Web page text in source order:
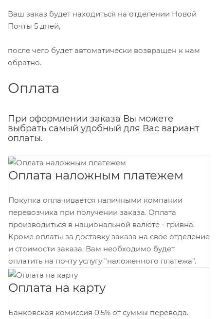
Ваш заказ будет находиться на отделении Новой
Почты 5 дней,
после чего будет автоматически возвращен к нам
обратно.
Оплата
При оформлении заказа Вы можете
выбрать самый удобный для Вас вариант
оплаты.
Оплата наложным платежем
Покупка оплачивается наличными компании
перевозчика при получении заказа. Оплата
производиться в национальной валюте - гривна.
Кроме оплаты за доставку заказа на свое отделение
и стоимости заказа, Вам необходимо будет
оплатить на почту услугу "наложенного платежа".
Оплата на карту
Банковская комиссия 0.5% от суммы перевода.